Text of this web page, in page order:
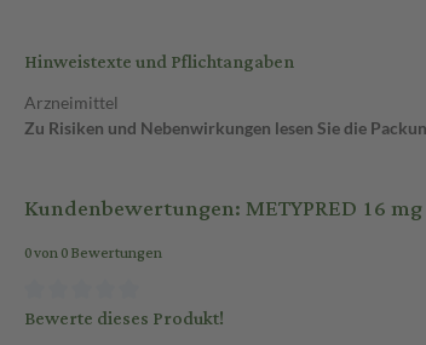
Hinweistexte und Pflichtangaben
Arzneimittel
Zu Risiken und Nebenwirkungen lesen Sie die
Kundenbewertungen: METYPRED 16
0 von 0 Bewertungen
Bewerte dieses Produkt!